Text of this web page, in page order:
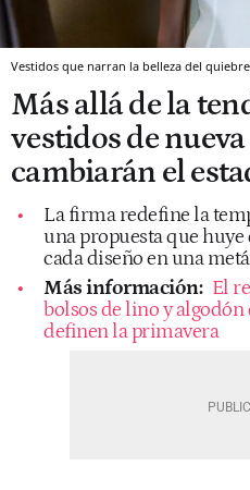
Vestidos que narran la belleza del
Más allá de la
vestidos de
cambiarán el
La firma redefine la
una propuesta que huye
cada diseño en una
Más información: El
bolsos de lino y
definen la primavera